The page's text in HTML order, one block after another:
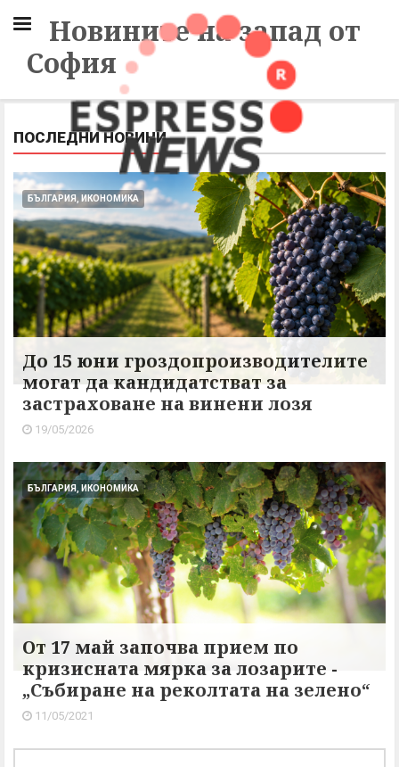
Новините на запад от
София
ПОСЛЕДНИ НОВИНИ
БЪЛГАРИЯ, ИКОНОМИКА
До 15 юни гроздопроизводителите
могат да кандидатстват за
застраховане на винени лозя
19/05/2026
БЪЛГАРИЯ, ИКОНОМИКА
От 17 май започва прием по
кризисната мярка за лозарите -
„Събиране на реколтата на зелено“
11/05/2021